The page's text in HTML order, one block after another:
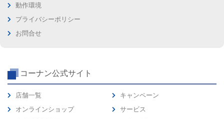
動作環境
プライバシーポリシー
お問合せ
コーナン公式サイト
店舗一覧
オンラインショップ
キャンペーン
サービス